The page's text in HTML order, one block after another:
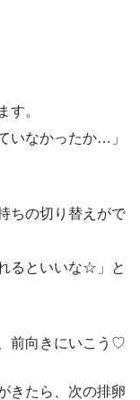
す。
いなかったか…」
ちの切り替えがで
るといいな☆」と
前向きにいこう♡
きたら、次の排卵